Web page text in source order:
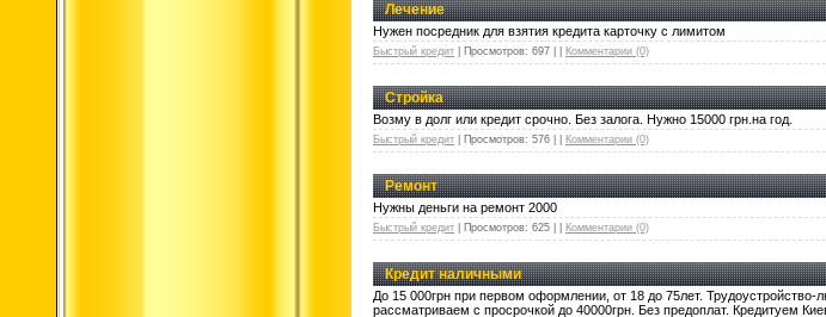
Лечение
Нужен посредник для взятия кредита карточку с лимитом
Быстрый кредит Просмотров: 697 Комментарии (0)
Стройка
Возму в долг или кредит срочно. Без залога. Нужно 15000 грн.на год.
Быстрый кредит Просмотров: 576 Комментарии (0)
Ремонт
Нужны деньги на ремонт 2000
Быстрый кредит Просмотров: 625 Комментарии (0)
Кредит наличными
До 15 000грн при первом оформлении, от 18 до 75лет.
рассматриваем с просрочкой до 40000грн. Без предоплат. Кредитуем